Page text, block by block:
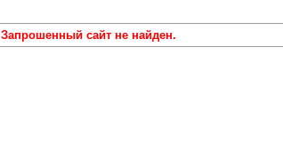
Запрошенный сайт не найден.